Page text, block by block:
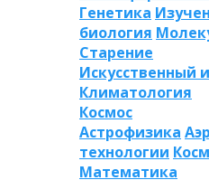
Генетика
биология
Старение
Искусственный
Климатология
Космос
Астрофизика
технологии
Математика